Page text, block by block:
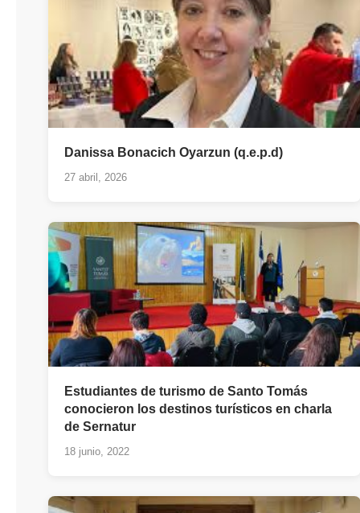
Danissa Bonacich Oyarzun (q.e.p.d)
27 abril, 2026
Estudiantes de turismo de Santo Tomás
conocieron los destinos turísticos en charla
de Sernatur
18 junio, 2022